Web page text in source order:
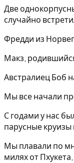
Две
случайно
Фредди из
Макз,
Австралиец Боб
Мы все начали
С годами у нас
парусные круизы
Мы плавали по
милях от